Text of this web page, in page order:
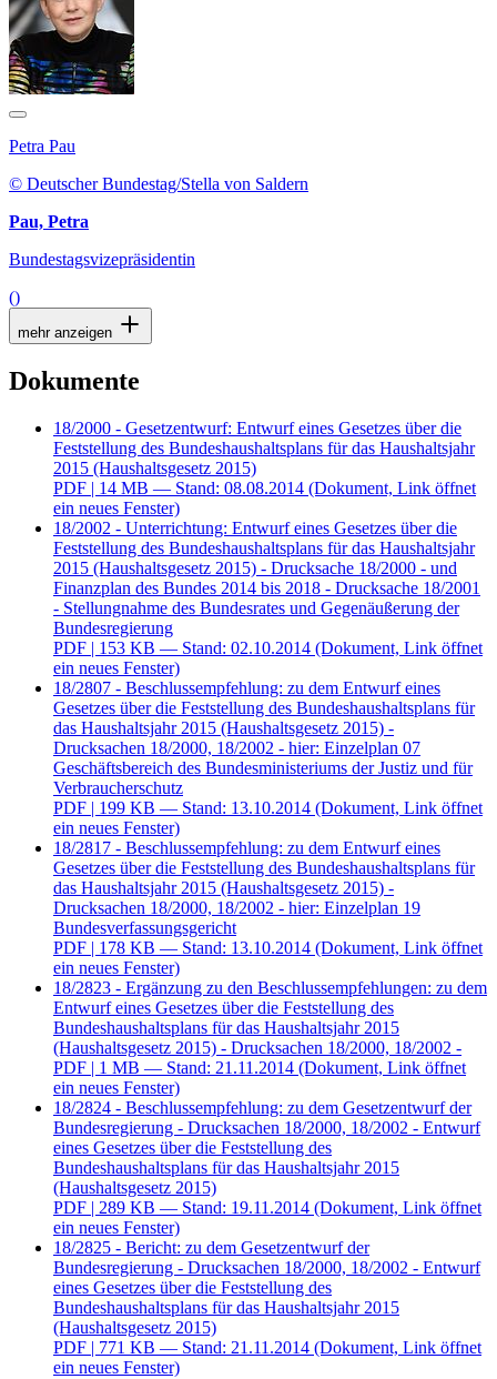
Petra Pau
© Deutscher Bundestag/Stella von Saldern
Pau, Petra
Bundestagsvizepräsidentin
()
mehr anzeigen
Dokumente
18/2000 - Gesetzentwurf: Entwurf eines Gesetzes über die
Feststellung des Bundeshaushaltsplans für das Haushaltsjahr
2015 (Haushaltsgesetz 2015)
PDF | 14 MB — Stand: 08.08.2014 (Dokument, Link öffnet
ein neues Fenster)
18/2002 - Unterrichtung: Entwurf eines Gesetzes über die
Feststellung des Bundeshaushaltsplans für das Haushaltsjahr
2015 (Haushaltsgesetz 2015) - Drucksache 18/2000 - und
Finanzplan des Bundes 2014 bis 2018 - Drucksache 18/2001
- Stellungnahme des Bundesrates und Gegenäußerung der
Bundesregierung
PDF | 153 KB — Stand: 02.10.2014 (Dokument, Link öffnet
ein neues Fenster)
18/2807 - Beschlussempfehlung: zu dem Entwurf eines
Gesetzes über die Feststellung des Bundeshaushaltsplans für
das Haushaltsjahr 2015 (Haushaltsgesetz 2015) -
Drucksachen 18/2000, 18/2002 - hier: Einzelplan 07
Geschäftsbereich des Bundesministeriums der Justiz und für
Verbraucherschutz
PDF | 199 KB — Stand: 13.10.2014 (Dokument, Link öffnet
ein neues Fenster)
18/2817 - Beschlussempfehlung: zu dem Entwurf eines
Gesetzes über die Feststellung des Bundeshaushaltsplans für
das Haushaltsjahr 2015 (Haushaltsgesetz 2015) -
Drucksachen 18/2000, 18/2002 - hier: Einzelplan 19
Bundesverfassungsgericht
PDF | 178 KB — Stand: 13.10.2014 (Dokument, Link öffnet
ein neues Fenster)
18/2823 - Ergänzung zu den Beschlussempfehlungen: zu dem
Entwurf eines Gesetzes über die Feststellung des
Bundeshaushaltsplans für das Haushaltsjahr 2015
(Haushaltsgesetz 2015) - Drucksachen 18/2000, 18/2002 -
PDF | 1 MB — Stand: 21.11.2014 (Dokument, Link öffnet
ein neues Fenster)
18/2824 - Beschlussempfehlung: zu dem Gesetzentwurf der
Bundesregierung - Drucksachen 18/2000, 18/2002 - Entwurf
eines Gesetzes über die Feststellung des
Bundeshaushaltsplans für das Haushaltsjahr 2015
(Haushaltsgesetz 2015)
PDF | 289 KB — Stand: 19.11.2014 (Dokument, Link öffnet
ein neues Fenster)
18/2825 - Bericht: zu dem Gesetzentwurf der
Bundesregierung - Drucksachen 18/2000, 18/2002 - Entwurf
eines Gesetzes über die Feststellung des
Bundeshaushaltsplans für das Haushaltsjahr 2015
(Haushaltsgesetz 2015)
PDF | 771 KB — Stand: 21.11.2014 (Dokument, Link öffnet
ein neues Fenster)